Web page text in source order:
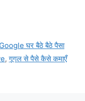
Google घर बैठे बैठे पैसा
,गूगल से पैसे कैसे कमाएँ